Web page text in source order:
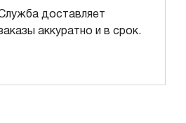
доставляет
аккуратно и в срок.